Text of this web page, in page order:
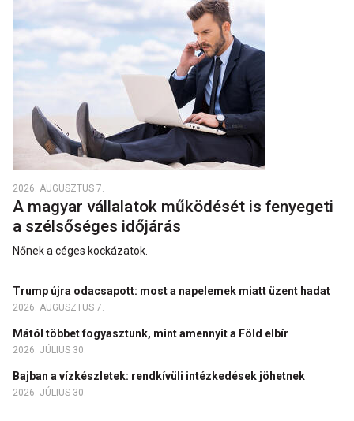
2026. AUGUSZTUS 7.
A magyar vállalatok működését is fenyegeti
a szélsőséges időjárás
Nőnek a céges kockázatok.
Trump újra odacsapott: most a napelemek miatt üzent hadat
2026. AUGUSZTUS 7.
Mától többet fogyasztunk, mint amennyit a Föld elbír
2026. JÚLIUS 30.
Bajban a vízkészletek: rendkívüli intézkedések jöhetnek
2026. JÚLIUS 30.